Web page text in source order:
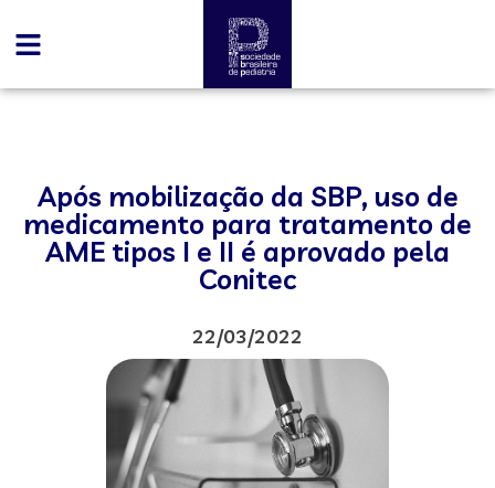
Após mobilização da SBP, uso de
medicamento para tratamento de
AME tipos I e II é aprovado pela
Conitec
22/03/2022